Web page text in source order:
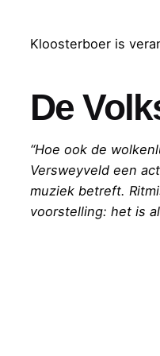
Kloosterboer is
De
“Hoe ook de
Versweyveld een
muziek betreft.
voorstelling: het is